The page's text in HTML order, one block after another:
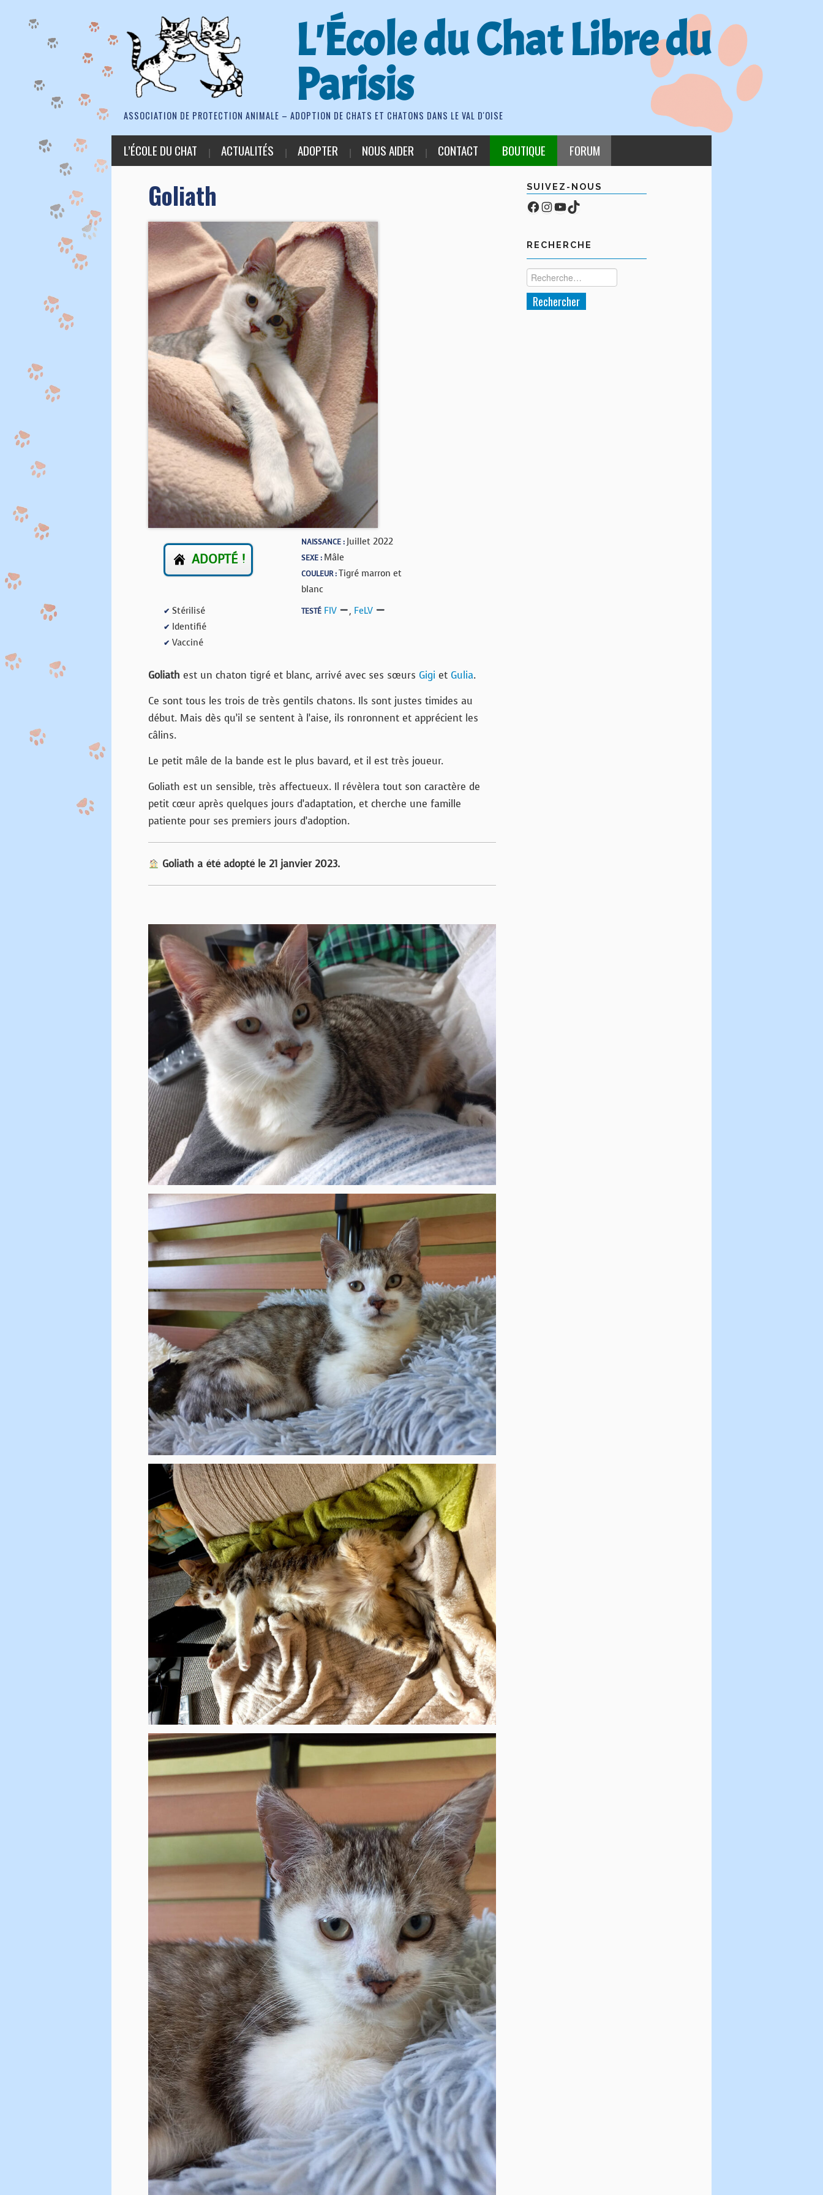
L'École du Chat Libre du
Parisis
ASSOCIATION DE PROTECTION ANIMALE – ADOPTION DE CHATS ET CHATONS DANS LE VAL D'OISE
L’ÉCOLE DU CHAT ACTUALITÉS ADOPTER NOUS AIDER CONTACT BOUTIQUE FORUM
Goliath
ADOPTÉ !
NAISSANCE : Juillet 2022
SEXE : Mâle
COULEUR :Tigré marron et
blanc
✔ Stérilisé
✔ Identifié
✔ Vacciné
TESTÉ FIV , FeLV
Goliath est un chaton tigré et blanc, arrivé avec ses sœurs Gigi et Gulia.
Ce sont tous les trois de très gentils chatons. Ils sont justes timides au
début. Mais dès qu’il se sentent à l’aise, ils ronronnent et apprécient les
câlins.
Le petit mâle de la bande est le plus bavard, et il est très joueur.
Goliath est un sensible, très affectueux. Il révèlera tout son caractère de
petit cœur après quelques jours d’adaptation, et cherche une famille
patiente pour ses premiers jours d’adoption.
Goliath a été adopté le 21 janvier 2023.
SUIVEZ-NOUS
Facebook
Compte Instagram
YouTube
TikTok
RECHERCHE